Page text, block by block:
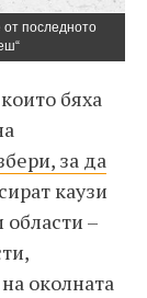
последното
бяха
за да
каузи
–
околната